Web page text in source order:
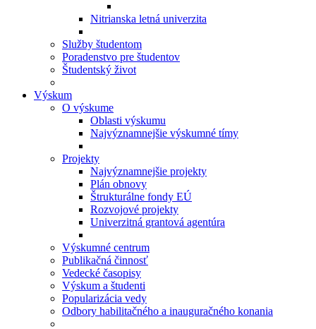
Nitrianska letná univerzita
Služby študentom
Poradenstvo pre študentov
Študentský život
Výskum
O výskume
Oblasti výskumu
Najvýznamnejšie výskumné tímy
Projekty
Najvýznamnejšie projekty
Plán obnovy
Štrukturálne fondy EÚ
Rozvojové projekty
Univerzitná grantová agentúra
Výskumné centrum
Publikačná činnosť
Vedecké časopisy
Výskum a študenti
Popularizácia vedy
Odbory habilitačného a inauguračného konania